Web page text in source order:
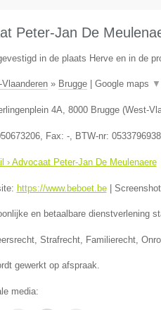
Peter-Jan De
in de plaats Herve en in de
» Brugge| Google maps ▼
4A, 8000 Brugge(West-
, Fax: -, BTW-nr: 0533796938
› Advocaat Peter-Jan De Meulenaere
https://www.beboet.be| Screenshot
en betaalbare dienstverlening
Strafrecht, Familierecht,
gewerkt op afspraak.
media: